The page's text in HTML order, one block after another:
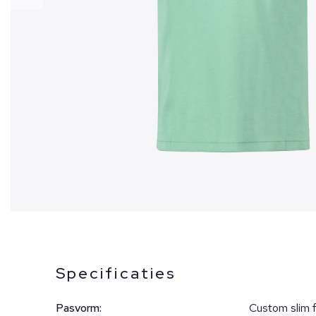
Specificaties
Pasvorm: Custom slim